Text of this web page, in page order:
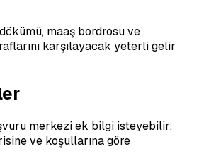
maaş bordrosu ve
karşılayacak yeterli gelir
merkezi ek bilgi isteyebilir;
ve koşullarına göre